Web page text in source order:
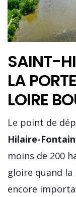
SAINT-
LA
LOIRE
Le point de
Hilaire-
moins de 200
gloire quand
encore